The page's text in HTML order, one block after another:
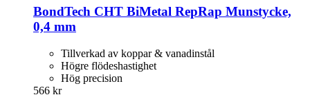
BondTech CHT BiMetal RepRap Munstycke,
0,4 mm
Tillverkad av koppar & vanadinstål
Högre flödeshastighet
Hög precision
566 kr